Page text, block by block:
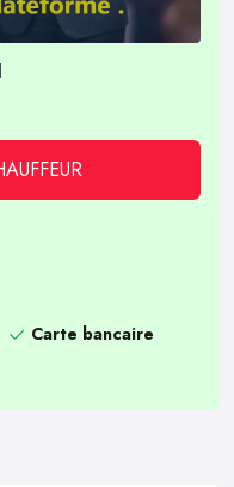
Carte bancaire